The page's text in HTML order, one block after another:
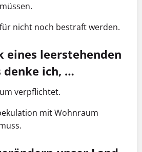
nicht noch bestraft werden.
eines leerstehenden
denke ich, …
verpflichtet.
mit Wohnraum